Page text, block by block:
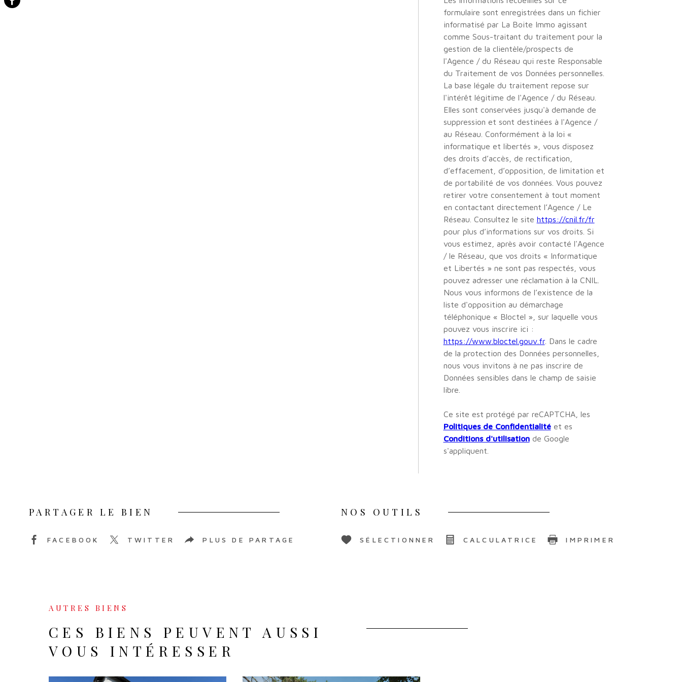
formulaire sont enregistrées dans un fichier
informatisé par La Boite Immo agissant
comme Sous-traitant du traitement pour la
gestion de la clientèle/prospects de
l'Agence / du Réseau qui reste Responsable
du Traitement de vos Données personnelles.
La base légale du traitement repose sur
l'intérêt légitime de l'Agence / du Réseau.
Elles sont conservées jusqu'à demande de
suppression et sont destinées à l'Agence /
au Réseau. Conformément à la loi «
informatique et libertés », vous disposez
des droits d’accès, de rectification,
d’effacement, d’opposition, de limitation et
de portabilité de vos données. Vous pouvez
retirer votre consentement à tout moment
en contactant directement l’Agence / Le
Réseau. Consultez le site https://cnil.fr/fr
pour plus d’informations sur vos droits. Si
vous estimez, après avoir contacté l'Agence
/ le Réseau, que vos droits « Informatique
et Libertés » ne sont pas respectés, vous
pouvez adresser une réclamation à la CNIL.
Nous vous informons de l’existence de la
liste d'opposition au démarchage
téléphonique « Bloctel », sur laquelle vous
pouvez vous inscrire ici :
https://www.bloctel.gouv.fr. Dans le cadre
de la protection des Données personnelles,
nous vous invitons à ne pas inscrire de
Données sensibles dans le champ de saisie
libre.
Ce site est protégé par reCAPTCHA, les
Politiques de Confidentialitéet es
Conditions d'utilisationde Google
s'appliquent.
PARTAGER LE BIEN
FACEBOOK TWITTER PLUS DE PARTAGE
NOS OUTILS
SÉLECTIONNER CALCULATRICE IMPRIMER
AUTRES BIENS
CES BIENS PEUVENT AUSSI
VOUS INTÉRESSER